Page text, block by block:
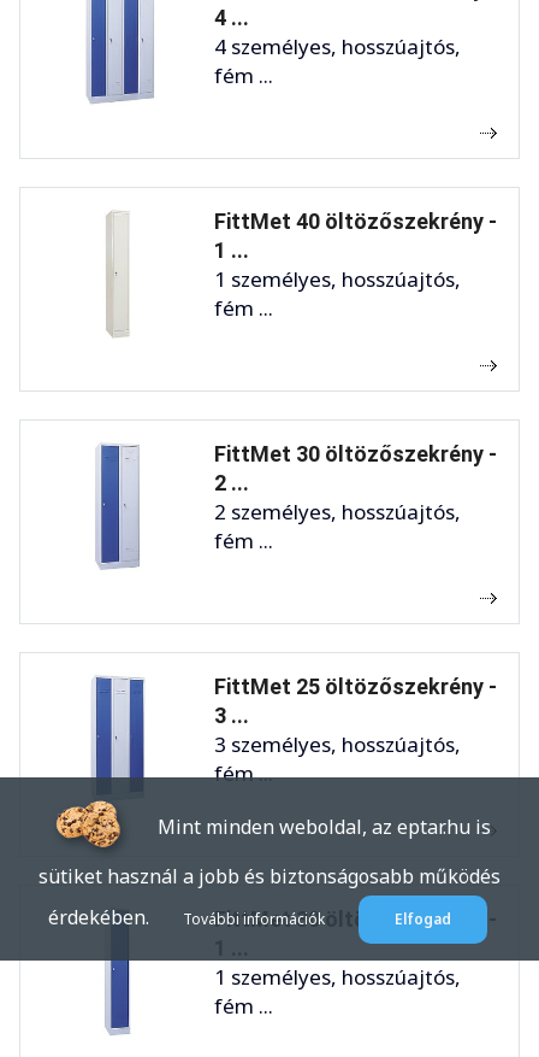
4 ...
4 személyes, hosszúajtós,
fém ...
FittMet 40 öltözőszekrény -
1 ...
1 személyes, hosszúajtós,
fém ...
FittMet 30 öltözőszekrény -
2 ...
2 személyes, hosszúajtós,
fém ...
FittMet 25 öltözőszekrény -
3 ...
3 személyes, hosszúajtós,
fém ...
FittMet 30 öltözőszekrény -
1 személyes, hosszúajtós,
fém ...
Mint minden weboldal, az eptar.hu is
sütiket használ a jobb és biztonságosabb működés
érdekében.
További információk Elfogad